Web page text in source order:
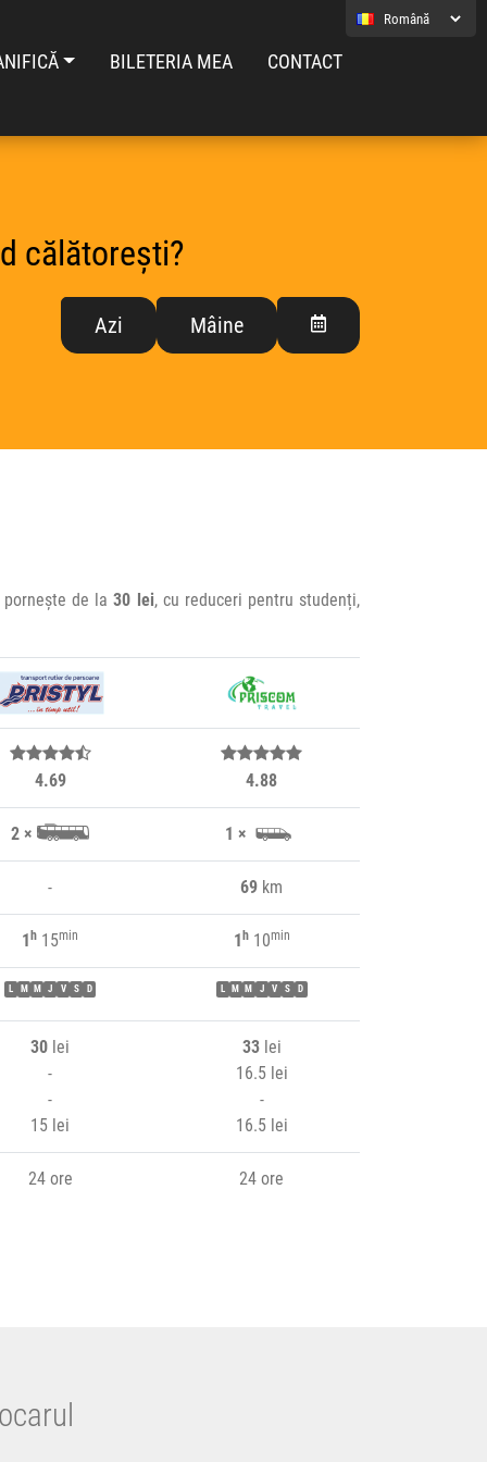
BILETERIA MEA CONTACT
călătorești?
Azi Mâine
de la30 lei, cu reduceri pentru studenți,
4.69 4.88
2 × 1 ×
- 69 km
1h 15min 1h10min
M M J V S D M M J V S D
30 lei
-
-
15 lei
33lei
16.5 lei
-
16.5 lei
24 ore 24 ore